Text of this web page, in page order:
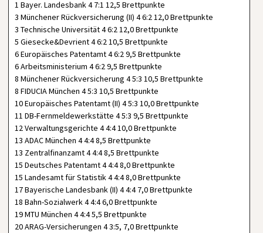
1 Bayer. Landesbank 4 7:1 12,5 Brettpunkte
3 Münchener Rückversicherung (II) 4 6:2 12,0 Brettpunkte
3 Technische Universität 4 6:2 12,0 Brettpunkte
5 Giesecke&Devrient 4 6:2 10,5 Brettpunkte
6 Europäisches Patentamt 4 6:2 9,5 Brettpunkte
6 Arbeitsministerium 4 6:2 9,5 Brettpunkte
8 Münchener Rückversicherung 4 5:3 10,5 Brettpunkte
8 FIDUCIA München 4 5:3 10,5 Brettpunkte
10 Europäisches Patentamt (II) 4 5:3 10,0 Brettpunkte
11 DB-Fernmeldewerkstätte 4 5:3 9,5 Brettpunkte
12 Verwaltungsgerichte 4 4:4 10,0 Brettpunkte
13 ADAC München 4 4:4 8,5 Brettpunkte
13 Zentralfinanzamt 4 4:4 8,5 Brettpunkte
15 Deutsches Patentamt 4 4:4 8,0 Brettpunkte
15 Landesamt für Statistik 4 4:4 8,0 Brettpunkte
17 Bayerische Landesbank (II) 4 4:4 7,0 Brettpunkte
18 Bahn-Sozialwerk 4 4:4 6,0 Brettpunkte
19 MTU München 4 4:4 5,5 Brettpunkte
20 ARAG-Versicherungen 4 3:5, 7,0 Brettpunkte